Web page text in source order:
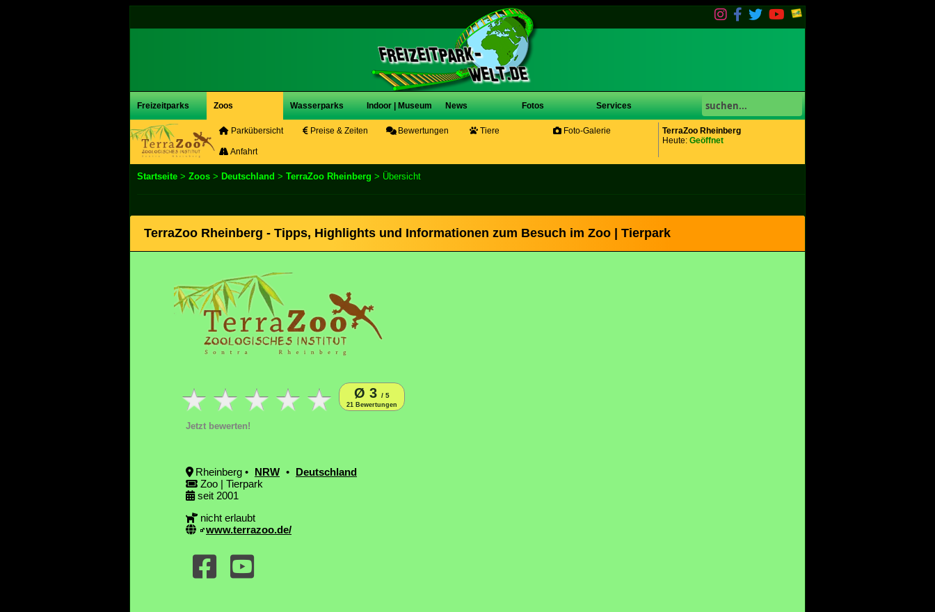
Freizeitparks Zoos Wasserparks Indoor | Museum News Fotos Services
TerraZoo Rheinberg
Heute: Geöffnet
Parkübersicht Preise & Zeiten Bewertungen Tiere Foto-Galerie
Anfahrt
Startseite > Zoos > Deutschland > TerraZoo Rheinberg > Übersicht
TerraZoo Rheinberg - Tipps, Highlights und Informationen zum Besuch im Zoo | Tierpark
Ø 3 / 5
21 Bewertungen
Jetzt bewerten!
Rheinberg • NRW • Deutschland
Zoo | Tierpark
seit 2001
nicht erlaubt
www.terrazoo.de/